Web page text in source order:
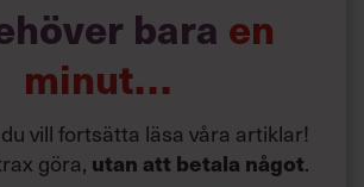
bara en
minut…
vill fortsätta läsa våra artiklar!
göra, utan att betala något.